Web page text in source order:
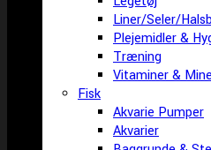
Liner/Seler/
Plejemidler &
Træning
Vitaminer &
Fisk
Akvarie Pumper
Akvarier